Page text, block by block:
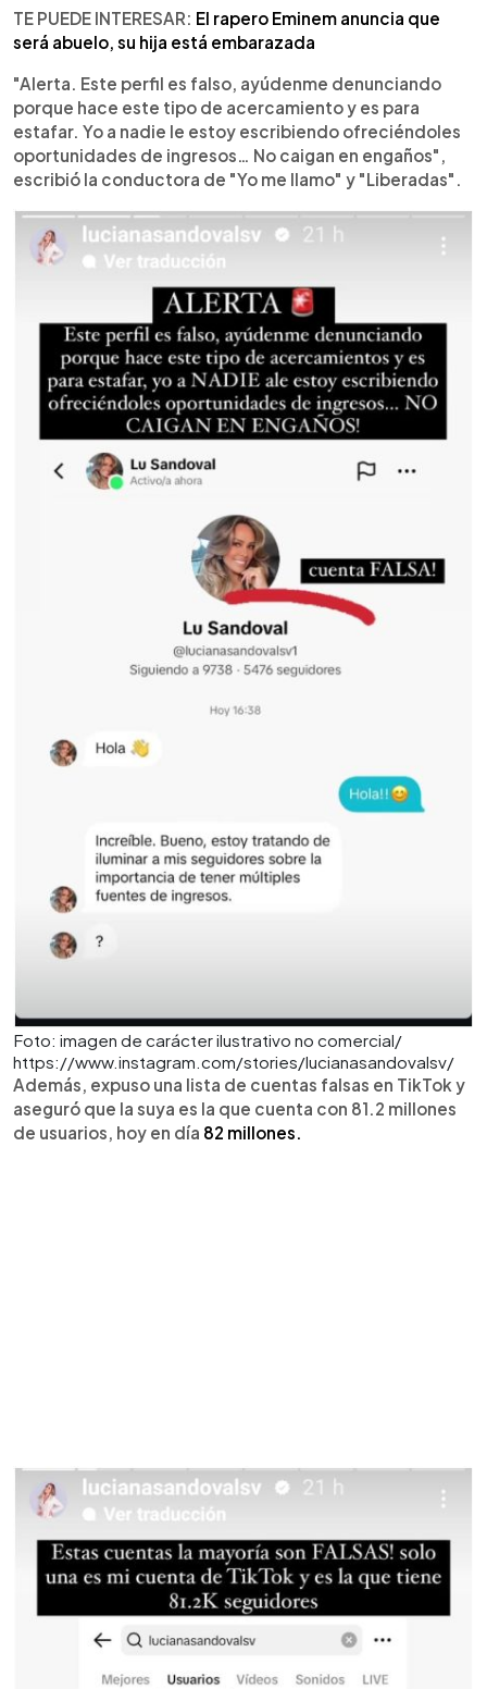
TE PUEDE INTERESAR: El rapero Eminem anuncia que
será abuelo, su hija está embarazada
"Alerta. Este perfil es falso, ayúdenme denunciando
porque hace este tipo de acercamiento y es para
estafar. Yo a nadie le estoy escribiendo ofreciéndoles
oportunidades de ingresos… No caigan en engaños",
escribió la conductora de "Yo me llamo" y "Liberadas".
Foto: imagen de carácter ilustrativo no comercial/
https://www.instagram.com/stories/lucianasandovalsv/
Además, expuso una lista de cuentas falsas en TikTok y
aseguró que la suya es la que cuenta con 81.2 millones
de usuarios, hoy en día 82 millones.